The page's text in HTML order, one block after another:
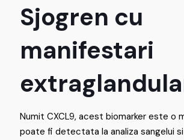
Sjogren cu
manifestari
Numit CXCL9, acest biomarker este o
poate fi detectata la analiza sangelui